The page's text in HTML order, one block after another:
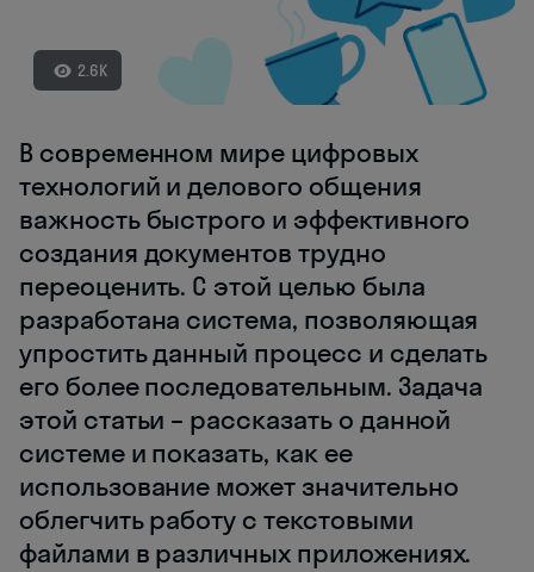
2.6K
В современном мире цифровых
технологий и делового общения
важность быстрого и эффективного
создания документов трудно
переоценить. С этой целью была
разработана система, позволяющая
упростить данный процесс и сделать
его более последовательным. Задача
этой статьи – рассказать о данной
системе и показать, как ее
использование может значительно
облегчить работу с текстовыми
файлами в различных приложениях.